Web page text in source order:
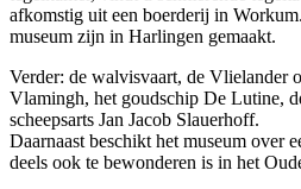
afkomstig uit een boerderij in
museum zijn in Harlingen gemaakt.
Verder: de walvisvaart, de Vlielander
Vlamingh, het goudschip De Lutine,
scheepsarts Jan Jacob Slauerhoff.
Daarnaast beschikt het museum over
deels ook te bewonderen is in het